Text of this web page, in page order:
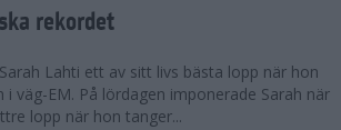
rekordet
Lahti ett av sitt livs bästa lopp när hon
väg-EM. På lördagen imponerade Sarah när
lopp när hon tanger...